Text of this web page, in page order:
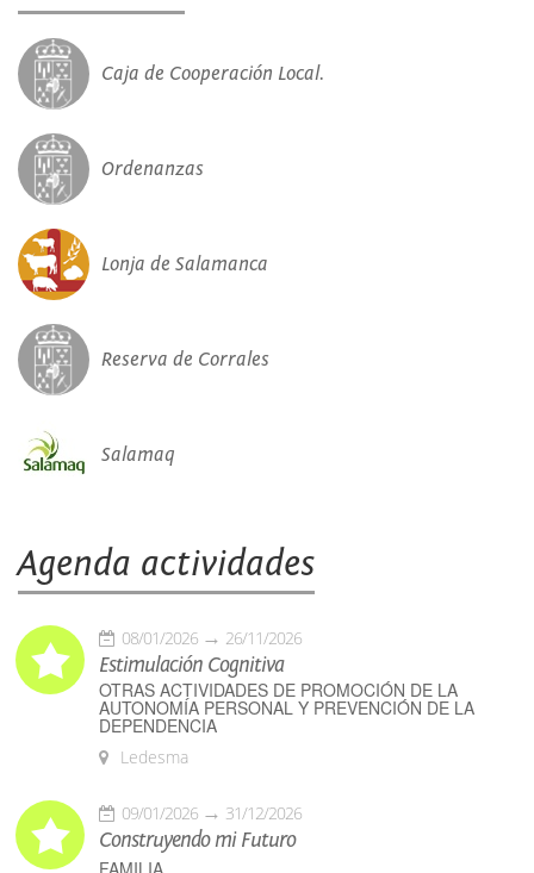
Caja de Cooperación Local.
Ordenanzas
Lonja de Salamanca
Reserva de Corrales
Salamaq
Agenda actividades
08/01/2026 26/11/2026
Estimulación Cognitiva
OTRAS ACTIVIDADES DE PROMOCIÓN DE LA
AUTONOMÍA PERSONAL Y PREVENCIÓN DE LA
DEPENDENCIA
Ledesma
09/01/2026 31/12/2026
Construyendo mi Futuro